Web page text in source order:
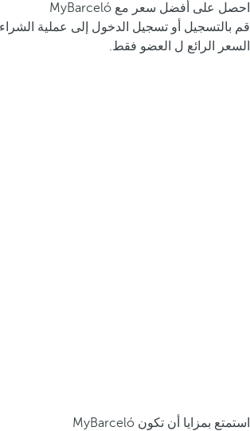
احصل على أفضل سعر مع MyBarceló
قم بالتسجيل أو تسجيل الدخول إلى عملية
السعر الرائع ل العضو فقط.
استمتع بمزايا أن تكون MyBarceló